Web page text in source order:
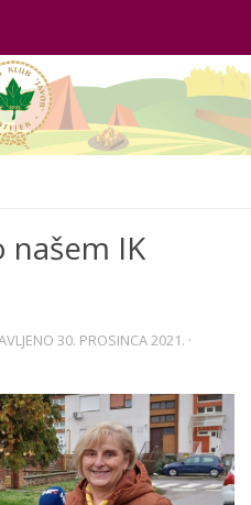
našem IK
30. PROSINCA 2021. ·